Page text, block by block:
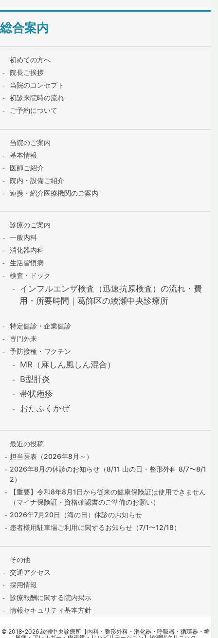
総合案内
初めての方へ
院長ご挨拶
当院のコンセプト
初診来院時の流れ
ご予約について
当院のご案内
基本情報
医師ご紹介
院内・設備ご紹介
連携・紹介医療機関のご案内
診療のご案内
一般内科
消化器内科
生活習慣病
検査・ドック
インフルエンザ検査（迅速抗原検査）の流れ・費
用・所要時間｜葛飾区の綾瀬中央診療所
特定健診・企業健診
専門外来
予防接種・ワクチン
MR（麻しん風しん混合）
B型肝炎
帯状疱疹
おたふくかぜ
最近の投稿
担当医表（2026年8月～）
2026年8月の休診のお知らせ（8/11 山の日・整形外科 8/7〜8/1
2）
【重要】令和8年8月1日から従来の健康保険証は使用できません
（マイナ保険証・資格確認書のご準備のお願い）
2026年7月20日（海の日）休診のお知らせ
患者様用駐車場ご利用に関するお知らせ（7/1〜12/18）
その他
交通アクセス
採用情報
診療報酬に関する院内掲示
情報セキュリティ基本方針
contact@ayase-med.com
© 2018-2026 綾瀬中央診療所【内科・整形外科・消化器・呼吸器・循環器・糖